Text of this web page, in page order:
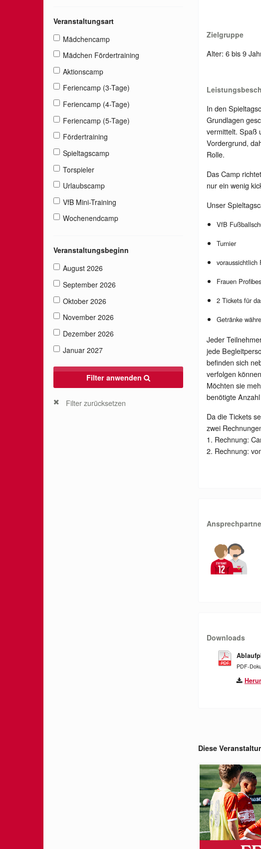
Veranstaltungsart
Mädchencamp
Mädchen Fördertraining
Aktionscamp
Feriencamp (3-Tage)
Feriencamp (4-Tage)
Feriencamp (5-Tage)
Fördertraining
Spieltagscamp
Torspieler
Urlaubscamp
VfB Mini-Training
Wochenendcamp
Veranstaltungsbeginn
August 2026
September 2026
Oktober 2026
November 2026
Dezember 2026
Januar 2027
Filter anwenden
Filter zurücksetzen
Zielgruppe
Alter: 6 bis 9
In den
Grundlagen
vermittelt. Spaß
Vordergrund,
Rolle.
Das Camp
nur ein wenig
Unser
VfB
Turnier
voraussichtlich
Frauen
2 Tickets für
Getränke
Jeder
jede
befinden sich
verfolgen
Möchten sie
benötigte
Da die Tickets
zwei
1. Rechnung:
2. Rechnung:
Downloads
PDF-
Diese